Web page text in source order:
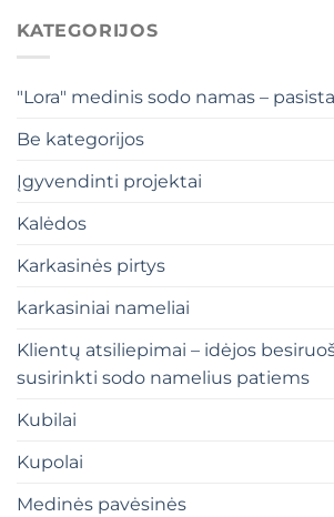
KATEGORIJOS
"Lora" medinis sodo namas –
Be kategorijos
Įgyvendinti projektai
Kalėdos
Karkasinės pirtys
karkasiniai nameliai
Klientų atsiliepimai – idėjos
susirinkti sodo namelius patiems
Kubilai
Kupolai
Medinės pavėsinės